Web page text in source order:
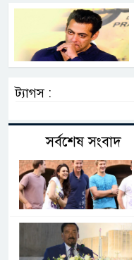
ট্যাগস :
সর্বশেষ সংবাদ